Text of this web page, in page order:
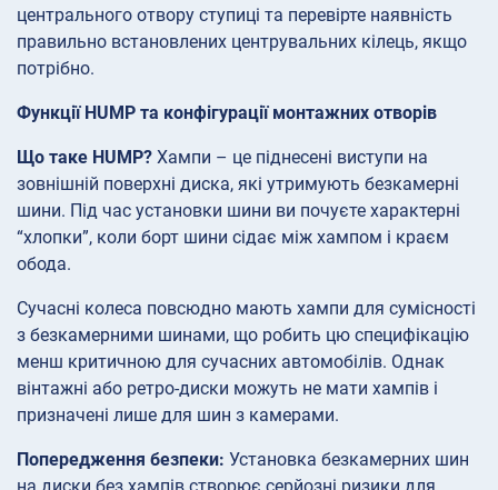
центрального отвору ступиці та перевірте наявність
правильно встановлених центрувальних кілець, якщо
потрібно.
Функції HUMP та конфігурації монтажних отворів
Що таке HUMP? Хампи – це піднесені виступи на
зовнішній поверхні диска, які утримують безкамерні
шини. Під час установки шини ви почуєте характерні
“хлопки”, коли борт шини сідає між хампом і краєм
обода.
Сучасні колеса повсюдно мають хампи для сумісності
з безкамерними шинами, що робить цю специфікацію
менш критичною для сучасних автомобілів. Однак
вінтажні або ретро-диски можуть не мати хампів і
призначені лише для шин з камерами.
Попередження безпеки: Установка безкамерних шин
на диски без хампів створює серйозні ризики для